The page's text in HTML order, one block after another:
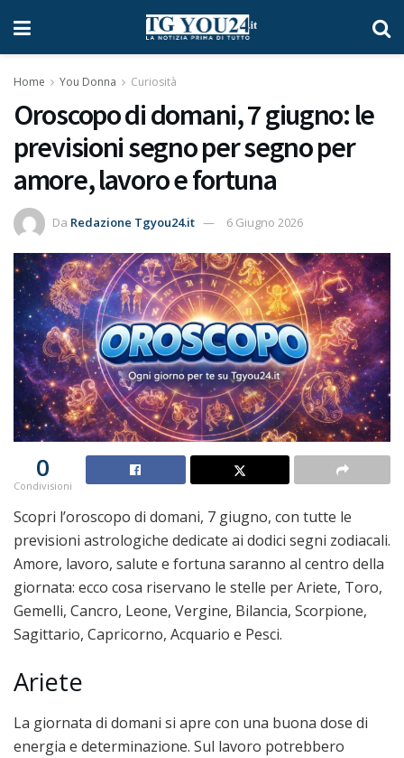
Home You Donna Curiosità
Oroscopo di domani, 7 giugno: le
previsioni segno per segno per
amore, lavoro e fortuna
Da Redazione Tgyou24.it 6 Giugno 2026
0
Condivisioni
Scopri l’oroscopo di domani, 7 giugno, con tutte le
previsioni astrologiche dedicate ai dodici segni zodiacali.
Amore, lavoro, salute e fortuna saranno al centro della
giornata: ecco cosa riservano le stelle per Ariete, Toro,
Gemelli, Cancro, Leone, Vergine, Bilancia, Scorpione,
Sagittario, Capricorno, Acquario e Pesci.
Ariete
La giornata di domani si apre con una buona dose di
energia e determinazione. Sul lavoro potrebbero